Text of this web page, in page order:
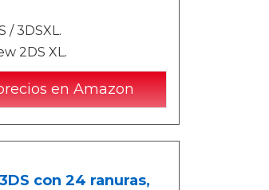
/ 3DSXL.
2DS XL.
en Amazon
con 24 ranuras,